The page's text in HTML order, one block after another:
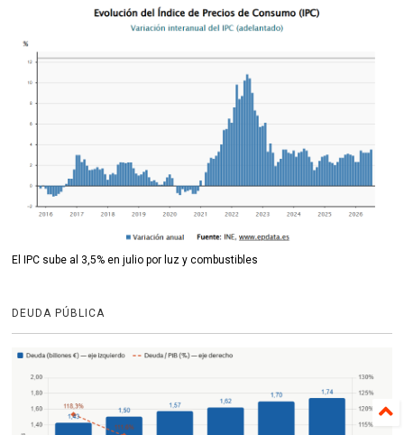
El IPC sube al 3,5% en julio por luz y combustibles
DEUDA PÚBLICA